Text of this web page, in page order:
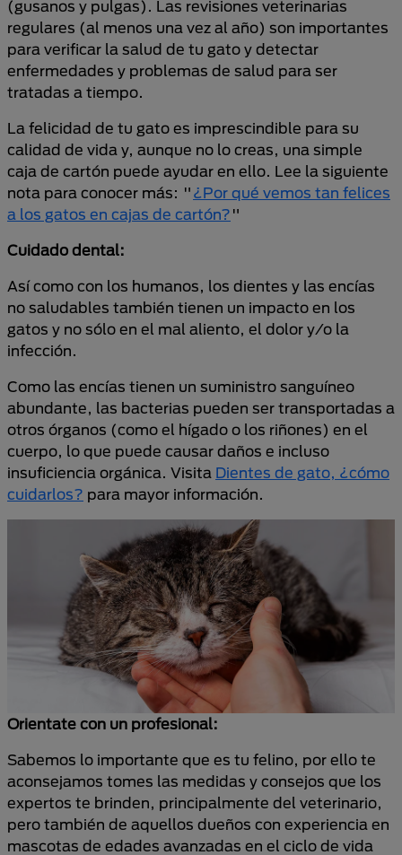
(gusanos y pulgas). Las revisiones veterinarias
regulares (al menos una vez al año) son importantes
para verificar la salud de tu gato y detectar
enfermedades y problemas de salud para ser
tratadas a tiempo.
La felicidad de tu gato es imprescindible para su
calidad de vida y, aunque no lo creas, una simple
caja de cartón puede ayudar en ello. Lee la siguiente
nota para conocer más: " ¿Por qué vemos tan felices
a los gatos en cajas de cartón? "
Cuidado dental:
Así como con los humanos, los dientes y las encías
no saludables también tienen un impacto en los
gatos y no sólo en el mal aliento, el dolor y/o la
infección.
Como las encías tienen un suministro sanguíneo
abundante, las bacterias pueden ser transportadas a
otros órganos (como el hígado o los riñones) en el
cuerpo, lo que puede causar daños e incluso
insuficiencia orgánica. Visita Dientes de gato, ¿cómo
cuidarlos? para mayor información.
Orientate con un profesional:
Sabemos lo importante que es tu felino, por ello te
aconsejamos tomes las medidas y consejos que los
expertos te brinden, principalmente del veterinario,
pero también de aquellos dueños con experiencia en
mascotas de edades avanzadas en el ciclo de vida